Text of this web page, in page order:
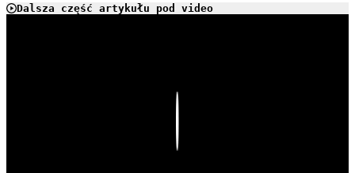
Dalsza część artykułu pod video